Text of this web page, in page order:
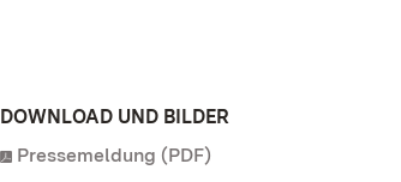
DOWNLOAD UND BILDER
Pressemeldung (PDF)